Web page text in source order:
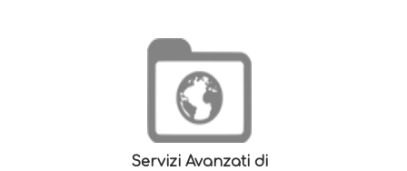
Servizi Avanzati di